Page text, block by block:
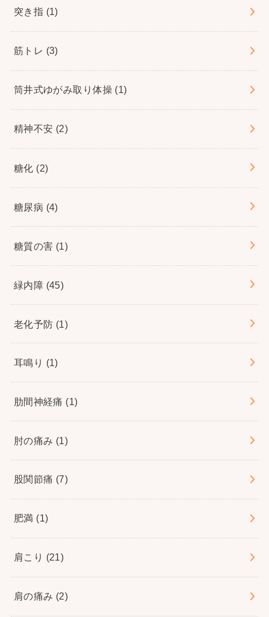
突き指 (1)
筋トレ (3)
筒井式ゆがみ取り体操 (1)
精神不安 (2)
糖化 (2)
糖尿病 (4)
糖質の害 (1)
緑内障 (45)
老化予防 (1)
耳鳴り (1)
肋間神経痛 (1)
肘の痛み (1)
股関節痛 (7)
肥満 (1)
肩こり (21)
肩の痛み (2)